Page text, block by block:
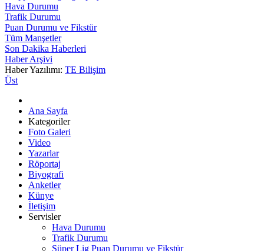
Hava Durumu
Trafik Durumu
Puan Durumu ve Fikstür
Tüm Manşetler
Son Dakika Haberleri
Haber Arşivi
Haber Yazılımı: TE Bilişim
Üst
Ana Sayfa
Kategoriler
Foto Galeri
Video
Yazarlar
Röportaj
Biyografi
Anketler
Künye
İletişim
Servisler
Hava Durumu
Trafik Durumu
Süper Lig Puan Durumu ve Fikstür